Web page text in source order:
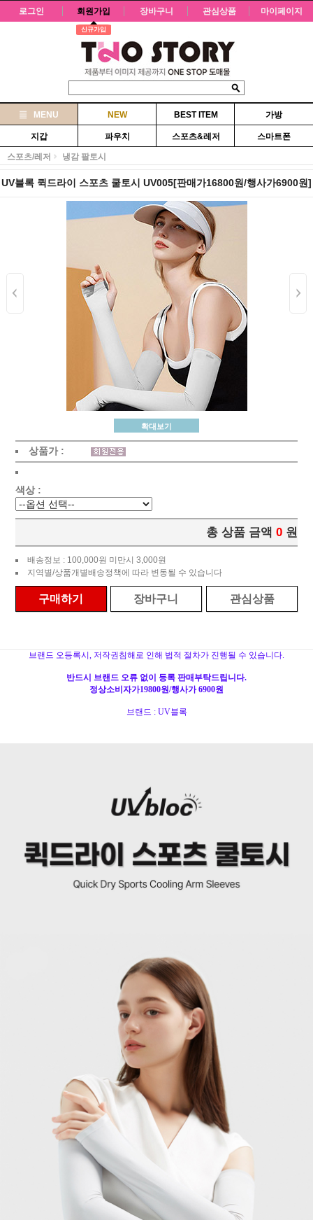
로그인 회원가입
신규가입
장바구니 관심상품 마이페이지
MENU NEW BEST ITEM 가방
지갑 파우치 스포츠&레저 스마트폰
스포츠/레저 냉감 팔토시
UV블록 퀵드라이 스포츠 쿨토시 UV005[판매가16800원/행사가6900원]
확대보기
상품가 :
색상 :
총 상품 금액 0 원
배송정보 : 100,000원 미만시 3,000원
지역별/상품개별배송정책에 따라 변동될 수 있습니다
구매하기 장바구니 관심상품
브랜드 오등록시, 저작권침해로 인해 법적 절차가 진행될 수 있습니다.
반드시 브랜드 오류 없이 등록 판매부탁드립니다.
정상소비자가19800원/행사가 6900원
브랜드 : UV블록